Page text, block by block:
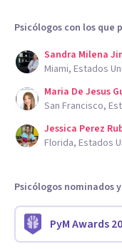
Psicólogos con los que
Sandra Milena
Miami, Estados
Maria De Jesus
San Francisco,
Jessica Perez
Florida, Estados
Psicólogos nominados
PyM Awards